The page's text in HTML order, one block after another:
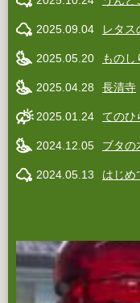
2025.09.04 レタス
2025.05.20 ものし
2025.04.28 長清寺
2025.01.24 てのひ
2024.12.05 ブタの
2024.05.13 はじめ